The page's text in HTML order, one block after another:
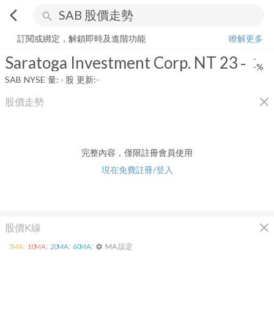
arrow_back_ios search
Saratoga Investment Corp. NT 23
訂閱或綁定，解鎖即時及進階功能
瞭解更多
Saratoga Investment Corp. NT 23- -
-%
SAB NYSE 量: - 股 更新:-
股價走勢 close
完整內容，僅限註冊會員使用
現在免費註冊/登入
股價K線 close
5MA: 10MA: 20MA: 60MA: settings MA 設定